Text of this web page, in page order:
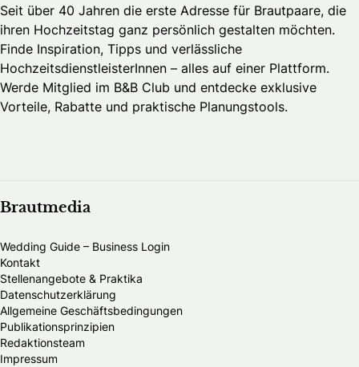
Seit über 40 Jahren die erste Adresse für Brautpaare, die
ihren Hochzeitstag ganz persönlich gestalten möchten.
Finde Inspiration, Tipps und verlässliche
HochzeitsdienstleisterInnen – alles auf einer Plattform.
Werde Mitglied im B&B Club und entdecke exklusive
Vorteile, Rabatte und praktische Planungstools.
Brautmedia
Wedding Guide – Business Login
Kontakt
Stellenangebote & Praktika
Datenschutzerklärung
Allgemeine Geschäftsbedingungen
Publikationsprinzipien
Redaktionsteam
Impressum